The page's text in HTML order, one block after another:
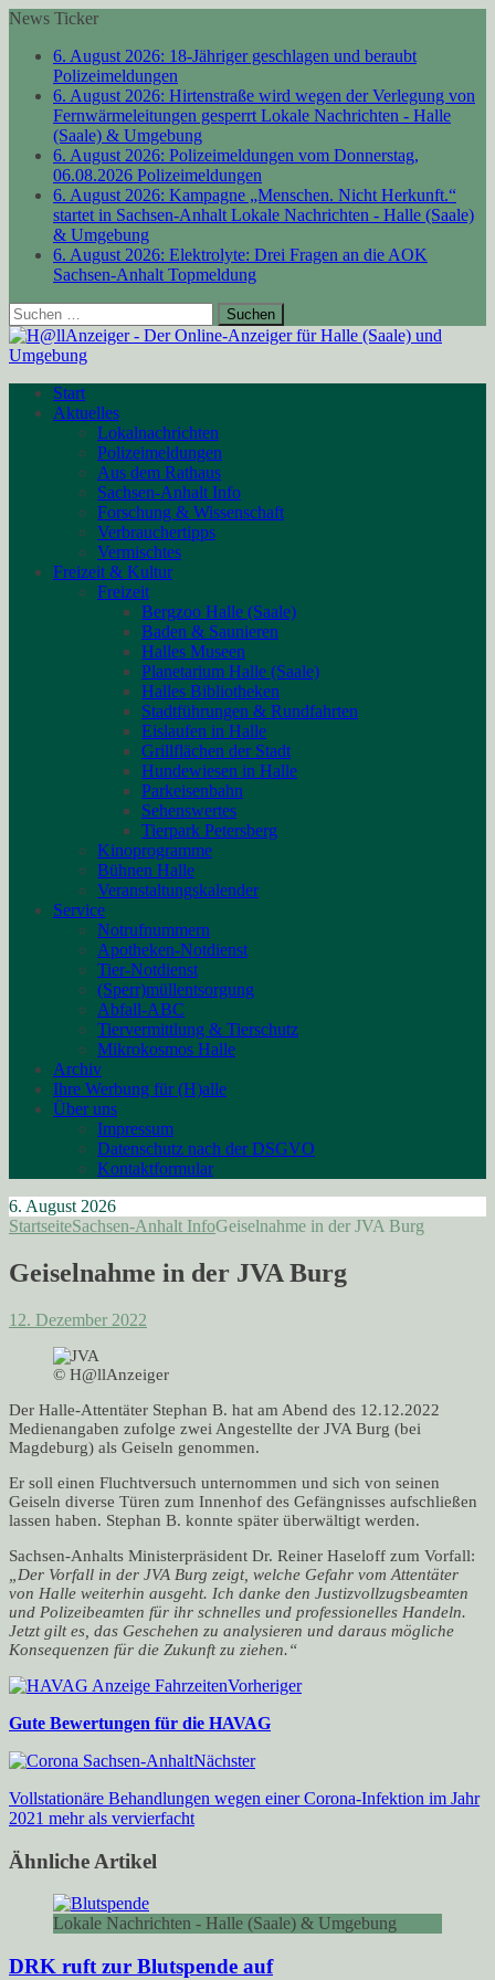
News Ticker
6. August 2026: 18-Jähriger geschlagen und beraubt
Polizeimeldungen
6. August 2026: Hirtenstraße wird wegen der Verlegung von
Fernwärmeleitungen gesperrt Lokale Nachrichten - Halle
(Saale) & Umgebung
6. August 2026: Polizeimeldungen vom Donnerstag,
06.08.2026 Polizeimeldungen
6. August 2026: Kampagne „Menschen. Nicht Herkunft.“
startet in Sachsen-Anhalt Lokale Nachrichten - Halle (Saale)
& Umgebung
6. August 2026: Elektrolyte: Drei Fragen an die AOK
Sachsen-Anhalt Topmeldung
Suchen
nach:
Start
Aktuelles
Lokalnachrichten
Polizeimeldungen
Aus dem Rathaus
Sachsen-Anhalt Info
Forschung & Wissenschaft
Verbrauchertipps
Vermischtes
Freizeit & Kultur
Freizeit
Bergzoo Halle (Saale)
Baden & Saunieren
Halles Museen
Planetarium Halle (Saale)
Halles Bibliotheken
Stadtführungen & Rundfahrten
Eislaufen in Halle
Grillflächen der Stadt
Hundewiesen in Halle
Parkeisenbahn
Sehenswertes
Tierpark Petersberg
Kinoprogramme
Bühnen Halle
Veranstaltungskalender
Service
Notrufnummern
Apotheken-Notdienst
Tier-Notdienst
(Sperr)müllentsorgung
Abfall-ABC
Tiervermittlung & Tierschutz
Mikrokosmos Halle
Archiv
Ihre Werbung für (H)alle
Über uns
Impressum
Datenschutz nach der DSGVO
Kontaktformular
6. August 2026
StartseiteSachsen-Anhalt InfoGeiselnahme in der JVA Burg
Geiselnahme in der JVA Burg
12. Dezember 2022
© H@llAnzeiger
Der Halle-Attentäter Stephan B. hat am Abend des 12.12.2022
Medienangaben zufolge zwei Angestellte der JVA Burg (bei
Magdeburg) als Geiseln genommen.
Er soll einen Fluchtversuch unternommen und sich von seinen
Geiseln diverse Türen zum Innenhof des Gefängnisses aufschließen
lassen haben. Stephan B. konnte später überwältigt werden.
Sachsen-Anhalts Ministerpräsident Dr. Reiner Haseloff zum Vorfall:
„Der Vorfall in der JVA Burg zeigt, welche Gefahr vom Attentäter
von Halle weiterhin ausgeht. Ich danke den Justizvollzugsbeamten
und Polizeibeamten für ihr schnelles und professionelles Handeln.
Jetzt gilt es, das Geschehen zu analysieren und daraus mögliche
Konsequenzen für die Zukunft zu ziehen.“
Vorheriger
Gute Bewertungen für die HAVAG
Nächster
Vollstationäre Behandlungen wegen einer Corona-Infektion im Jahr
2021 mehr als vervierfacht
Ähnliche Artikel
Lokale Nachrichten - Halle (Saale) & Umgebung
DRK ruft zur Blutspende auf